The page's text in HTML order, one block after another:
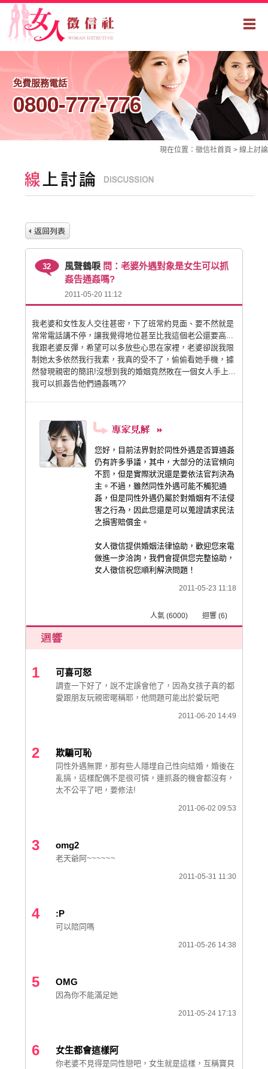
免費服務電話
0800-777-776
現在位置： 徵信社首頁 > 線上討論
32 風聲鶴唳 問：老婆外遇對象是女生可以抓
姦告通姦嗎?
2011-05-20 11:12
我老婆和女性友人交往甚密，下了班常約見面、要不然就是
常常電話講不停，讓我覺得地位甚至比我這個老公還要高...
我跟老婆反彈，希望可以多放些心思在家裡，老婆卻說我限
制她太多依然我行我素，我真的受不了，偷偷看她手機，據
然發現親密的簡訊!沒想到我的婚姻竟然敗在一個女人手上...
我可以抓姦告他們通姦嗎??
您好，目前法界對於同性外遇是否算通姦
仍有許多爭議，其中，大部分的法官傾向
不罰，但是實際狀況還是要依法官判決為
主。不過，雖然同性外遇可能不觸犯通
姦，但是同性外遇仍屬於對婚姻有不法侵
害之行為，因此您還是可以蒐證請求民法
之損害賠償金。
女人徵信提供婚姻法律協助，歡迎您來電
做進一步洽詢，我們會提供您完整協助，
女人徵信祝您順利解決問題！
2011-05-23 11:18
人氣 (6000) 迴響 (6)
1 可喜可怒
調查一下好了，說不定誤會他了，因為女孩子真的都
愛跟朋友玩親密暱稱耶，他問題可能出於愛玩吧
2011-06-20 14:49
2 欺騙可恥
同性外遇無罪，那有些人隱埋自己性向結婚，婚後在
亂搞，這樣配偶不是很可憐，連抓姦的機會都沒有，
太不公平了吧，要修法!
2011-06-02 09:53
3 omg2
老天爺阿~~~~~~
2011-05-31 11:30
4 :P
可以陪同嗎
2011-05-26 14:38
5 OMG
因為你不能滿足她
2011-05-24 17:13
6 女生都會這樣阿
你老婆不見得是同性戀吧，女生就是這樣，互稱寶貝